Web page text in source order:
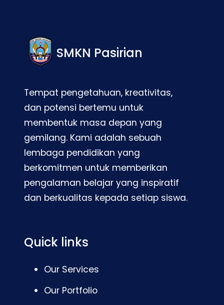
SMKN Pasirian
Tempat pengetahuan, kreativitas,
dan potensi bertemu untuk
membentuk masa depan yang
gemilang. Kami adalah sebuah
lembaga pendidikan yang
berkomitmen untuk memberikan
pengalaman belajar yang inspiratif
dan berkualitas kepada setiap siswa.
Quick links
Our Services
Our Portfolio